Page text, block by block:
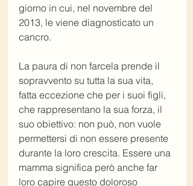
giorno in cui, nel novembre del
2013, le viene diagnosticato un
cancro.
La paura di non farcela prende il
sopravvento su tutta la sua vita,
fatta eccezione che per i suoi figli,
che rappresentano la sua forza, il
suo obiettivo: non può, non vuole
permettersi di non essere presente
durante la loro crescita. Essere una
mamma significa però anche far
loro capire questo doloroso